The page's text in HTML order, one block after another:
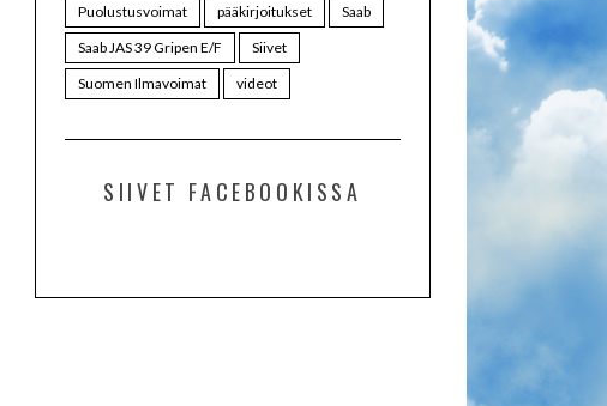
Puolustusvoimat
pääkirjoitukset
Saab
Saab JAS 39 Gripen E/F
Siivet
Suomen Ilmavoimat
videot
SIIVET FACEBOOKISSA